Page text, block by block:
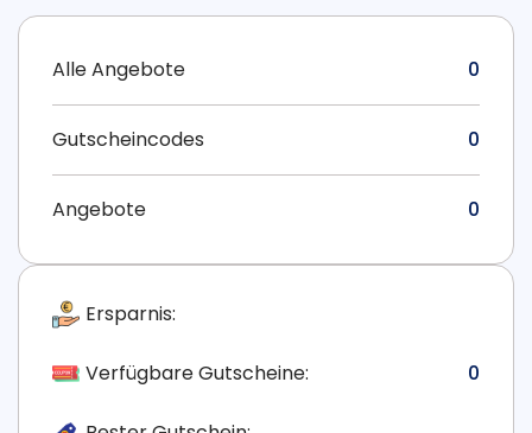
Alle Angebote 0
Gutscheincodes 0
Angebote 0
Ersparnis:
Verfügbare Gutscheine: 0